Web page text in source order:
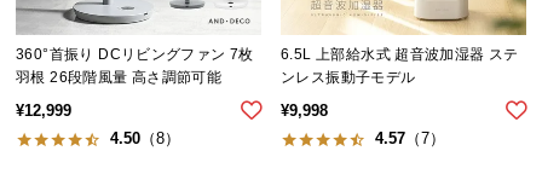
リ
ア
コ
ー
360°首振り DCリビングファン 7枚
羽根 26段階風量 高さ調節可能
¥12,999
4.50 （8）
6.5L 上部給水式 超音波加湿器 ステ
ンレス振動子モデル
¥9,998
4.57 （7）